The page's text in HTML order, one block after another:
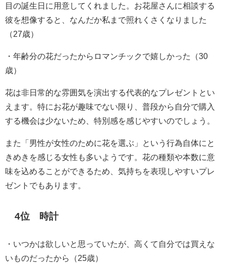
目の誕生日に用意してくれました。お花屋さんに相談する
彼を想像すると、なんだか私まで照れくさくなりました
（27歳）
・年齢分の花だったからロマンチックで嬉しかった（30
歳）
花は非日常的な雰囲気を演出する代表的なプレゼントとい
えます。特にお花が趣味でない限り、普段から自分で購入
する機会は少ないため、特別感を感じやすいのでしょう。
また「男性が女性のために花を選ぶ」という行為自体にと
きめきを感じる女性も多いようです。花の種類や本数に意
味を込めることができるため、気持ちを表現しやすいプレ
ゼントでもあります。
4位 時計
・いつかは欲しいと思っていたが、高くて自分では買えな
いものだったから（25歳）